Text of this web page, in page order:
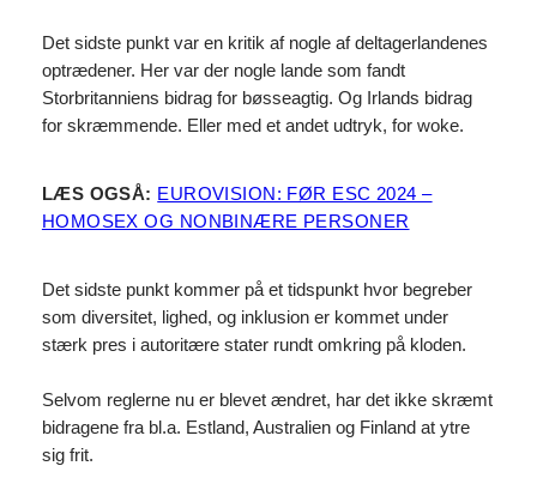
Det sidste punkt var en kritik af nogle af deltagerlandenes
optrædener. Her var der nogle lande som fandt
Storbritanniens bidrag for bøsseagtig. Og Irlands bidrag
for skræmmende. Eller med et andet udtryk, for woke.
LÆS OGSÅ: EUROVISION: FØR ESC 2024 –
HOMOSEX OG NONBINÆRE PERSONER
Det sidste punkt kommer på et tidspunkt hvor begreber
som diversitet, lighed, og inklusion er kommet under
stærk pres i autoritære stater rundt omkring på kloden.
Selvom reglerne nu er blevet ændret, har det ikke skræmt
bidragene fra bl.a. Estland, Australien og Finland at ytre
sig frit.